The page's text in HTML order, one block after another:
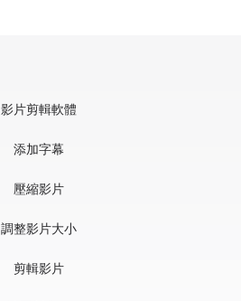
影片剪輯軟體
添加字幕
壓縮影片
調整影片大小
剪輯影片